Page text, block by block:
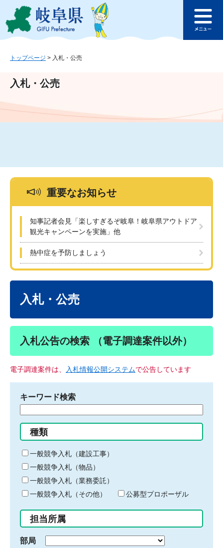
ジ
ュ
文
このページの本文へ
ュ
トップページ > 入札・公売
入札・公売
重要なお知らせ
知事記者会見「楽しすぎるぞ岐阜！岐阜県アウトドア
観光キャンペーンを実施」他
熱中症を予防しましょう
入札・公売
入札公告の検索 （電子調達案件以外）
電子調達案件は、 入札情報公開システムで公告しています
キーワード検索
る
キ
ー
ワ
ー
ド
入
力
種類
一般競争入札（建設工事）
一般競争入札（物品）
一般競争入札（業務委託）
一般競争入札（その他）
公募型プロポーザル
担当所属
部局